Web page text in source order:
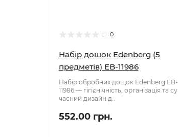
0
Набір дошок Edenberg (5
предметів) EB-11986
Набір обробних дощок Edenberg EB-
11986 — гігієнічність, організація та су
часний дизайн д..
552.00 грн.